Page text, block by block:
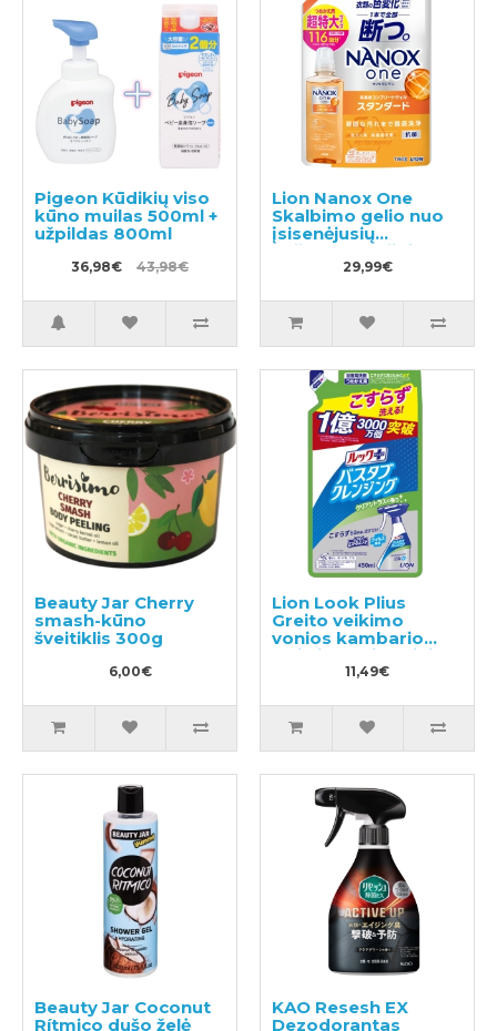
Pigeon Kūdikių viso
kūno muilas 500ml +
užpildas 800ml
36,98€ 43,98€
Lion Nanox One
Skalbimo gelio nuo
įsisenėjusių
nešvarumų užpildas
29,99€
Beauty Jar Cherry
smash-kūno
šveitiklis 300g
6,00€
Lion Look Plius
Greito veikimo
vonios kambario
valiklis su citrusiniu
kvapu užpildas
11,49€
Beauty Jar Coconut
Rítmico dušo želė
KAO Resesh EX
Dezodorantas